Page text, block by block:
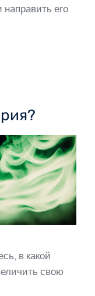
его
в какой
свою